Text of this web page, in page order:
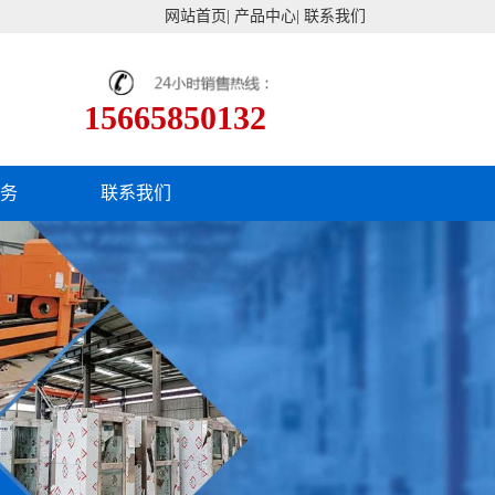
网站首页 产品中心 联系我们
15665850132
联系我们